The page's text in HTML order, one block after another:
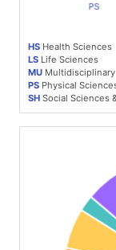
HS Health Sciences
LS Life Sciences
MU Multidisciplinary
PS Physical
SH Social Sciences